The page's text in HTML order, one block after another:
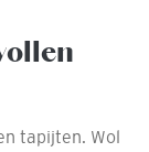
tapijten. Wol